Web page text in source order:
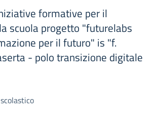
formative per il
scuola progetto "futurelabs
per il futuro" is "f.
- polo transizione digitale